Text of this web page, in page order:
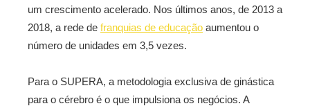
um crescimento acelerado. Nos últimos anos, de 2013 a
2018, a rede de franquias de educação aumentou o
número de unidades em 3,5 vezes.
Para o SUPERA, a metodologia exclusiva de ginástica
para o cérebro é o que impulsiona os negócios. A